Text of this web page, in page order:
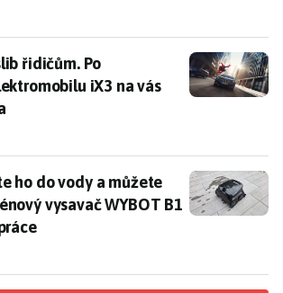
řidičům. Po nastartování
řidičům. Po
iX3 na vás
ho do vody a můžete odpočívat.
ho do vody a můžete
vysavač WYBOT B1